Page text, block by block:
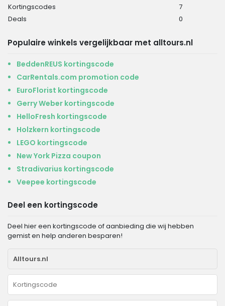
Kortingscodes
7
Deals
0
Populaire winkels vergelijkbaar met alltours.nl
BeddenREUS kortingscode
CarRentals.com promotion code
EuroFlorist kortingscode
Gerry Weber kortingscode
HelloFresh kortingscode
Holzkern kortingscode
LEGO kortingscode
New York Pizza coupon
Stradivarius kortingscode
Veepee kortingscode
Deel een kortingscode
Deel hier een kortingscode of aanbieding die wij hebben
gemist en help anderen besparen!